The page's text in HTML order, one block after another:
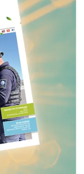
sitt
Location